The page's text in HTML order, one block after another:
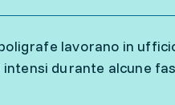
lavorano in
durante alcune